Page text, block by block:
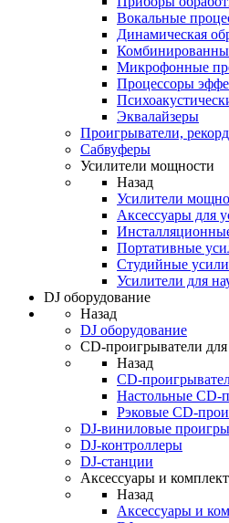
Вокальные
Динамическая
Микрофонные
Процессоры
Эквалайзеры
Проигрыватели,
Сабвуферы
Усилители мощности
Назад
Усилители
Аксессуары для
Портативные
Студийные
Усилители для
DJ оборудование
Назад
DJ оборудование
CD-проигрыватели
Назад
CD-
Настольные CD-
Рэковые CD-
DJ-виниловые
DJ-контроллеры
DJ-станции
Аксессуары и
Назад
Аксессуары и